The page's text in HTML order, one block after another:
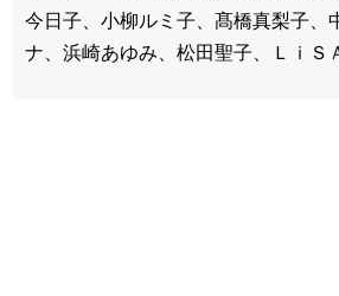
今日子、小柳ルミ子、髙橋真梨子、
ナ、浜崎あゆみ、松田聖子、ＬｉＳ